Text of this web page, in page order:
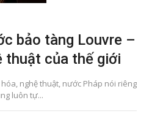
bảo tàng Louvre –
thuật của thế giới
nghệ thuật, nước Pháp nói riêng
luôn tự...